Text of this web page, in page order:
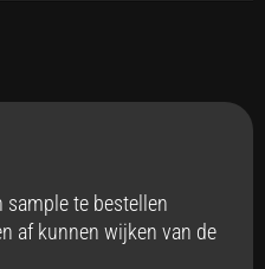
sample te bestellen
af kunnen wijken van de